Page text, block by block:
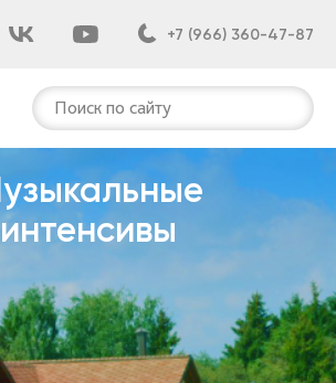
+7 (966) 360-47-87
Поиск по сайту
интенсивы